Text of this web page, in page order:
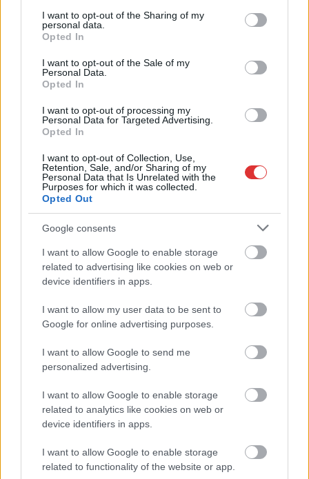
not limited to your visit or usage behaviour. You may click to
grant or deny consent to Google and its third-party tags to
use your data for below specified purposes in below Google
consent section.
I want to opt-out of the Sharing of my
personal data.
Opted In
I want to opt-out of the Sale of my
Personal Data.
Opted In
I want to opt-out of processing my
Personal Data for Targeted Advertising.
Opted In
I want to opt-out of Collection, Use,
Retention, Sale, and/or Sharing of my
Personal Data that Is Unrelated with the
Purposes for which it was collected.
Opted Out
Google consents
I want to allow Google to enable storage
related to advertising like cookies on web or
device identifiers in apps.
I want to allow my user data to be sent to
Google for online advertising purposes.
I want to allow Google to send me
personalized advertising.
I want to allow Google to enable storage
related to analytics like cookies on web or
device identifiers in apps.
I want to allow Google to enable storage
related to functionality of the website or app.
A SZOL24 legfrissebb 24 cikke
A Tisza Párt Dr. Baka Andrást jelöli köztársasági elnöknek
fiú (VIDEÓVAL)
Hétfőn kezdik, csütörtökön végeznek – lezárás miatt
fennakadásokra és pótlóbuszos közlekedésre számítsunk az
egyik Jász-Nagykun-Szolnok megyei vasútvonalon
Visszaszámlálás indul: -1, 0, Sziget!
Magyarország jobban látszik közelről – heti médiaszemle a
független helyi sajtóból
Már magasabb szinten is nyomoznak Szijjártó
büntetőügyében, vesztegetés miatt 3 év letöltendőt kaphat és
Problémák egész Jász-Nagykun-Szolnok megyében: egyre
több otthoni kútból fogy ki a víz
Szolnokon egy kulcsfontosságú körforgalmat részlegesen
lezárnak a napokban, a közlekedés az átlagost is meghaladó
mértékben lebénul
Elromlott a biztosítóberendezés a ceglédi vasútvonalon,
alapos késések alakultak ki a menetrendhez képest,
kimaradás is előfordult
Ön szerint hogy készül a hamisítatlan szolnoki habos isler?